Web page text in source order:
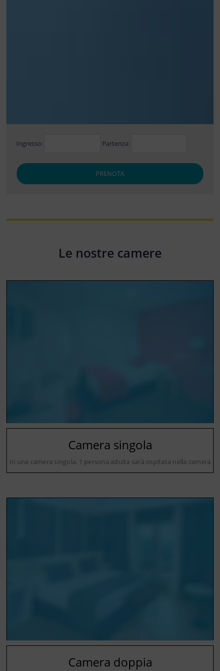
Ingresso: Partenza:
PRENOTA
Le nostre camere
Camera singola
In una camera singola, 1 persona adulta sarà ospitata nella camera
Camera doppia